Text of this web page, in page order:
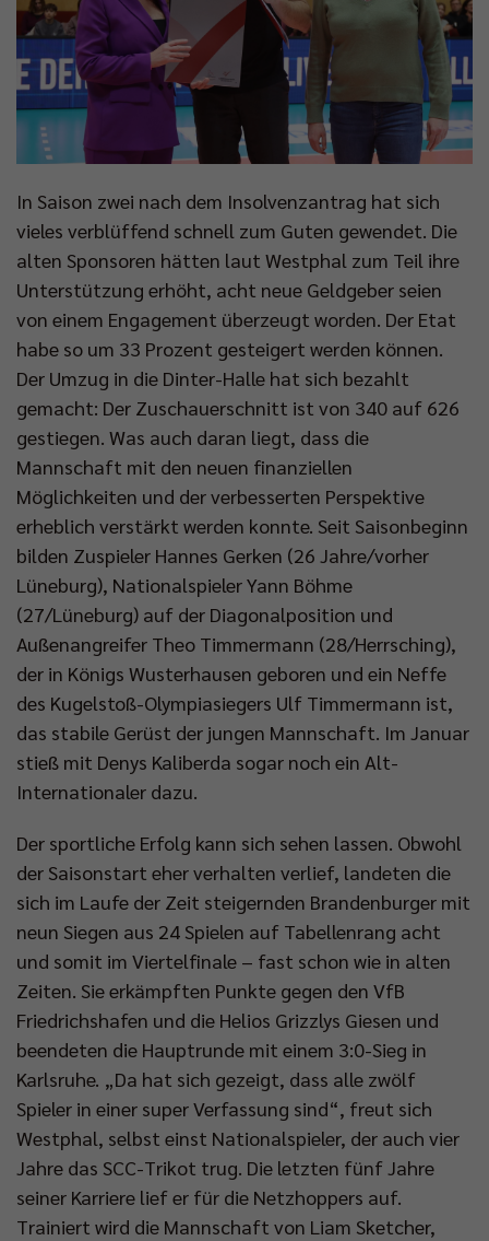
In Saison zwei nach dem Insolvenzantrag hat sich
vieles verblüffend schnell zum Guten gewendet. Die
alten Sponsoren hätten laut Westphal zum Teil ihre
Unterstützung erhöht, acht neue Geldgeber seien
von einem Engagement überzeugt worden. Der Etat
habe so um 33 Prozent gesteigert werden können.
Der Umzug in die Dinter-Halle hat sich bezahlt
gemacht: Der Zuschauerschnitt ist von 340 auf 626
gestiegen. Was auch daran liegt, dass die
Mannschaft mit den neuen finanziellen
Möglichkeiten und der verbesserten Perspektive
erheblich verstärkt werden konnte. Seit Saisonbeginn
bilden Zuspieler Hannes Gerken (26 Jahre/vorher
Lüneburg), Nationalspieler Yann Böhme
(27/Lüneburg) auf der Diagonalposition und
Außenangreifer Theo Timmermann (28/Herrsching),
der in Königs Wusterhausen geboren und ein Neffe
des Kugelstoß-Olympiasiegers Ulf Timmermann ist,
das stabile Gerüst der jungen Mannschaft. Im Januar
stieß mit Denys Kaliberda sogar noch ein Alt-
Internationaler dazu.
Der sportliche Erfolg kann sich sehen lassen. Obwohl
der Saisonstart eher verhalten verlief, landeten die
sich im Laufe der Zeit steigernden Brandenburger mit
neun Siegen aus 24 Spielen auf Tabellenrang acht
und somit im Viertelfinale – fast schon wie in alten
Zeiten. Sie erkämpften Punkte gegen den VfB
Friedrichshafen und die Helios Grizzlys Giesen und
beendeten die Hauptrunde mit einem 3:0-Sieg in
Karlsruhe. „Da hat sich gezeigt, dass alle zwölf
Spieler in einer super Verfassung sind“, freut sich
Westphal, selbst einst Nationalspieler, der auch vier
Jahre das SCC-Trikot trug. Die letzten fünf Jahre
seiner Karriere lief er für die Netzhoppers auf.
Trainiert wird die Mannschaft von Liam Sketcher,